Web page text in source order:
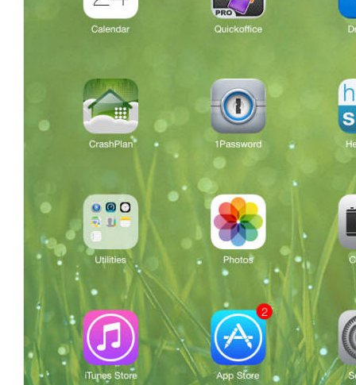
AI Native Enterprise를 지원하는 AI Ready Data